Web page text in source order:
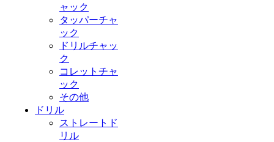
ャック
タッパーチャ
ック
ドリルチャッ
ク
コレットチャ
ック
その他
ドリル
ストレートド
リル